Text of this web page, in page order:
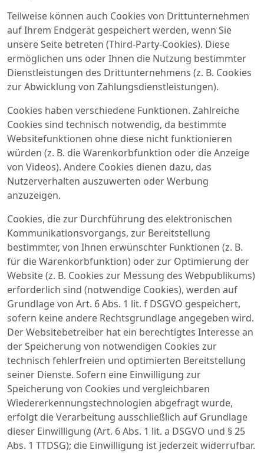
Teilweise können auch Cookies von Drittunternehmen
auf Ihrem Endgerät gespeichert werden, wenn Sie
unsere Seite betreten (Third-Party-Cookies). Diese
ermöglichen uns oder Ihnen die Nutzung bestimmter
Dienstleistungen des Drittunternehmens (z. B. Cookies
zur Abwicklung von Zahlungsdienstleistungen).
Cookies haben verschiedene Funktionen. Zahlreiche
Cookies sind technisch notwendig, da bestimmte
Websitefunktionen ohne diese nicht funktionieren
würden (z. B. die Warenkorbfunktion oder die Anzeige
von Videos). Andere Cookies dienen dazu, das
Nutzerverhalten auszuwerten oder Werbung
anzuzeigen.
Cookies, die zur Durchführung des elektronischen
Kommunikationsvorgangs, zur Bereitstellung
bestimmter, von Ihnen erwünschter Funktionen (z. B.
für die Warenkorbfunktion) oder zur Optimierung der
Website (z. B. Cookies zur Messung des Webpublikums)
erforderlich sind (notwendige Cookies), werden auf
Grundlage von Art. 6 Abs. 1 lit. f DSGVO gespeichert,
sofern keine andere Rechtsgrundlage angegeben wird.
Der Websitebetreiber hat ein berechtigtes Interesse an
der Speicherung von notwendigen Cookies zur
technisch fehlerfreien und optimierten Bereitstellung
seiner Dienste. Sofern eine Einwilligung zur
Speicherung von Cookies und vergleichbaren
Wiedererkennungstechnologien abgefragt wurde,
erfolgt die Verarbeitung ausschließlich auf Grundlage
dieser Einwilligung (Art. 6 Abs. 1 lit. a DSGVO und § 25
Abs. 1 TTDSG); die Einwilligung ist jederzeit widerrufbar.